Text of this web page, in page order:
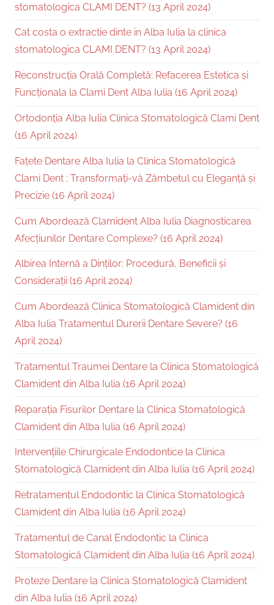
stomatologica CLAMI DENT? (13 April 2024)
Cat costa o extractie dinte in Alba Iulia la clinica
stomatologica CLAMI DENT? (13 April 2024)
Reconstrucția Orală Completă: Refacerea Estetica și
Funcționala la Clami Dent Alba Iulia (16 April 2024)
Ortodonția Alba Iulia Clinica Stomatologică Clami Dent
(16 April 2024)
Fațete Dentare Alba Iulia la Clinica Stomatologică
Clami Dent : Transformați-vă Zâmbetul cu Eleganță și
Precizie (16 April 2024)
Cum Abordează Clamident Alba Iulia Diagnosticarea
Afecțiunilor Dentare Complexe? (16 April 2024)
Albirea Internă a Dinților: Procedură, Beneficii și
Considerații (16 April 2024)
Cum Abordează Clinica Stomatologică Clamident din
Alba Iulia Tratamentul Durerii Dentare Severe? (16
April 2024)
Tratamentul Traumei Dentare la Clinica Stomatologică
Clamident din Alba Iulia (16 April 2024)
Reparația Fisurilor Dentare la Clinica Stomatologică
Clamident din Alba Iulia (16 April 2024)
Intervențiile Chirurgicale Endodontice la Clinica
Stomatologică Clamident din Alba Iulia (16 April 2024)
Retratamentul Endodontic la Clinica Stomatologică
Clamident din Alba Iulia (16 April 2024)
Tratamentul de Canal Endodontic la Clinica
Stomatologică Clamident din Alba Iulia (16 April 2024)
Proteze Dentare la Clinica Stomatologică Clamident
din Alba Iulia (16 April 2024)